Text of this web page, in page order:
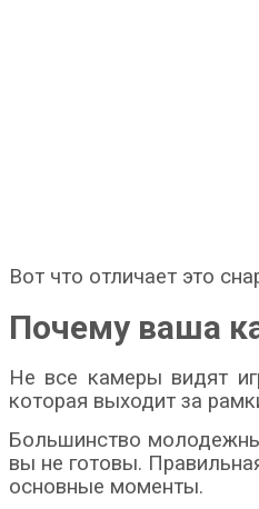
Вот что отличает это
Почему ваша
Не все камеры видят
которая выходит за
Большинство
вы не готовы.
основные моменты.